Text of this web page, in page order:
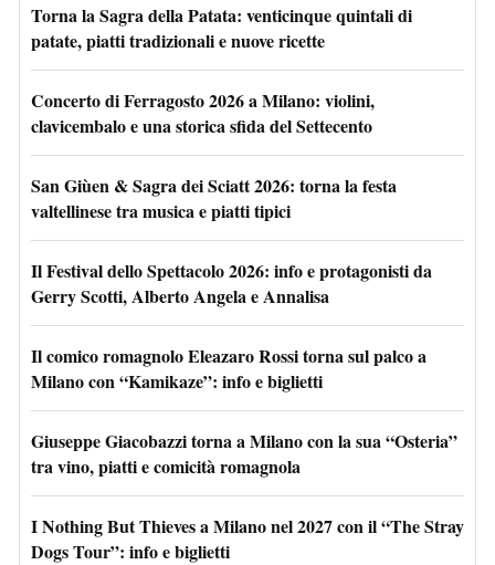
Torna la Sagra della Patata: venticinque quintali di
patate, piatti tradizionali e nuove ricette
Concerto di Ferragosto 2026 a Milano: violini,
clavicembalo e una storica sfida del Settecento
San Giùen & Sagra dei Sciatt 2026: torna la festa
valtellinese tra musica e piatti tipici
Il Festival dello Spettacolo 2026: info e protagonisti da
Gerry Scotti, Alberto Angela e Annalisa
Il comico romagnolo Eleazaro Rossi torna sul palco a
Milano con “Kamikaze”: info e biglietti
Giuseppe Giacobazzi torna a Milano con la sua “Osteria”
tra vino, piatti e comicità romagnola
I Nothing But Thieves a Milano nel 2027 con il “The Stray
Dogs Tour”: info e biglietti